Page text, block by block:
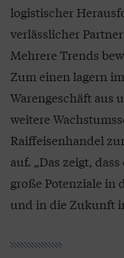
logistischer
verlässlicher
Mehrere Trends
Zum einen lagern
Warengeschäft aus
weitere
Raiffeisenhandel
auf. „Das zeigt,
große Potenziale in
und in die Zukunft